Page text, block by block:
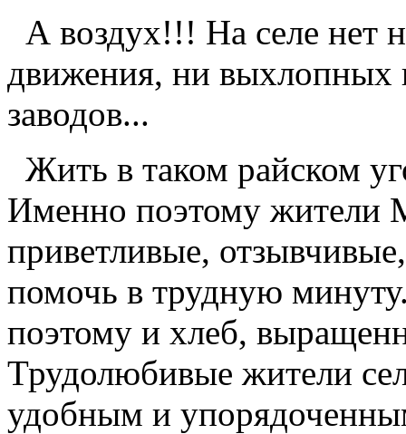
А воздух!!! На селе нет
движения, ни выхлопных
заводов...
Жить в таком райском
Именно поэтому жители
приветливые,
помочь в трудную
поэтому и хлеб,
Трудолюбивые жители
удобным и